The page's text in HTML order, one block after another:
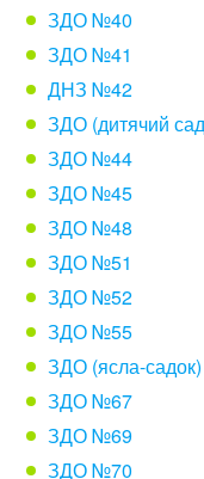
ЗДО №40
ЗДО №41
ДНЗ №42
ЗДО (дитячий
ЗДО №44
ЗДО №45
ЗДО №48
ЗДО №51
ЗДО №52
ЗДО №55
ЗДО (ясла-
ЗДО №67
ЗДО №69
ЗДО №70